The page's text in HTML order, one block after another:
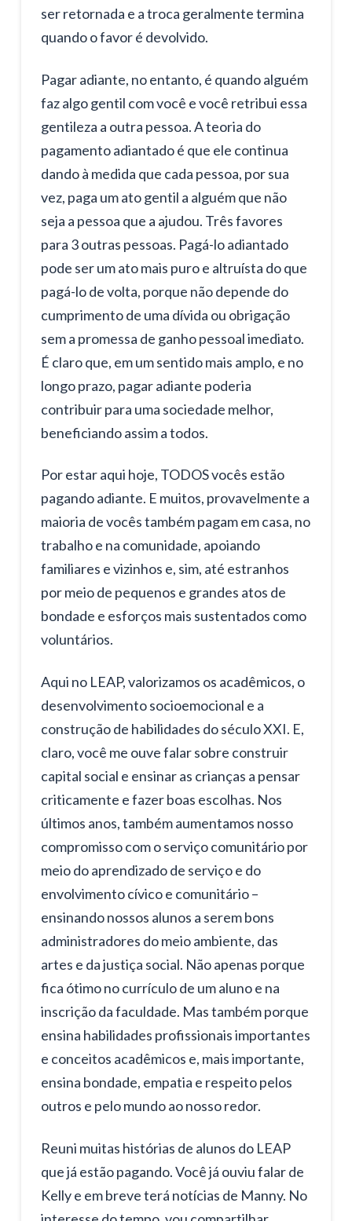
ser retornada e a troca geralmente termina
quando o favor é devolvido.
Pagar adiante, no entanto, é quando alguém
faz algo gentil com você e você retribui essa
gentileza a outra pessoa. A teoria do
pagamento adiantado é que ele continua
dando à medida que cada pessoa, por sua
vez, paga um ato gentil a alguém que não
seja a pessoa que a ajudou. Três favores
para 3 outras pessoas. Pagá-lo adiantado
pode ser um ato mais puro e altruísta do que
pagá-lo de volta, porque não depende do
cumprimento de uma dívida ou obrigação
sem a promessa de ganho pessoal imediato.
É claro que, em um sentido mais amplo, e no
longo prazo, pagar adiante poderia
contribuir para uma sociedade melhor,
beneficiando assim a todos.
Por estar aqui hoje, TODOS vocês estão
pagando adiante. E muitos, provavelmente a
maioria de vocês também pagam em casa, no
trabalho e na comunidade, apoiando
familiares e vizinhos e, sim, até estranhos
por meio de pequenos e grandes atos de
bondade e esforços mais sustentados como
voluntários.
Aqui no LEAP, valorizamos os acadêmicos, o
desenvolvimento socioemocional e a
construção de habilidades do século XXI. E,
claro, você me ouve falar sobre construir
capital social e ensinar as crianças a pensar
criticamente e fazer boas escolhas. Nos
últimos anos, também aumentamos nosso
compromisso com o serviço comunitário por
meio do aprendizado de serviço e do
envolvimento cívico e comunitário –
ensinando nossos alunos a serem bons
administradores do meio ambiente, das
artes e da justiça social. Não apenas porque
fica ótimo no currículo de um aluno e na
inscrição da faculdade. Mas também porque
ensina habilidades profissionais importantes
e conceitos acadêmicos e, mais importante,
ensina bondade, empatia e respeito pelos
outros e pelo mundo ao nosso redor.
Reuni muitas histórias de alunos do LEAP
que já estão pagando. Você já ouviu falar de
Kelly e em breve terá notícias de Manny. No